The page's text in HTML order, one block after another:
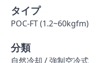
タイプ
POC-FT (1.2~60kgfm)
分類
自然冷却 / 強制空冷式